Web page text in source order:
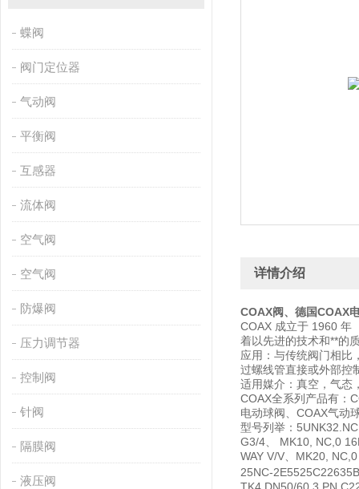
蝶阀
阀门定位器
气动阀
平衡阀
互感器
流体阀
空气阀
空气阀
防爆阀
压力调节器
控制阀
针阀
隔膜阀
液压阀
详情介绍
COAX阀、德国COAX
COAX 成立于 1960 年
着以先进的技术和**的
应用：与传统阀门相比
过螺线管直接或外部控
适用媒介：真空，气态
COAX全系列产品有：
电动球阀、COAX气动
型号列举：
G3/4、 MK10, NC,0
WAY V/V、MK20,
25NC-